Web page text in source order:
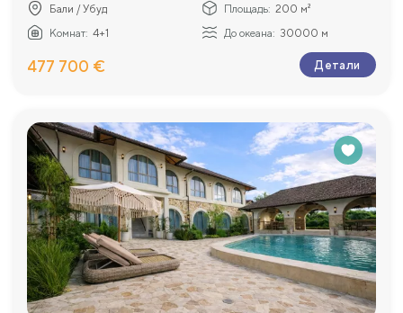
Бали / Убуд Площадь: 200 м²
Комнат: 4+1 До океана: 30000 м
477 700 € Детали